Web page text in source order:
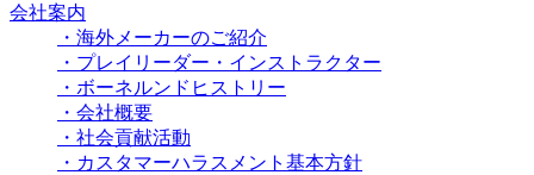
会社案内
・海外メーカーのご紹介
・プレイリーダー・インストラクター
・ボーネルンドヒストリー
・会社概要
・社会貢献活動
・カスタマーハラスメント基本方針